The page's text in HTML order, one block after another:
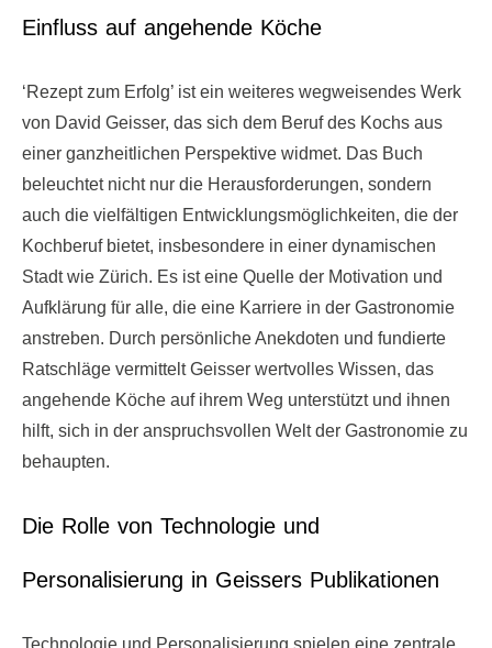
Einfluss auf angehende Köche
‘Rezept zum Erfolg’ ist ein weiteres wegweisendes Werk
von David Geisser, das sich dem Beruf des Kochs aus
einer ganzheitlichen Perspektive widmet. Das Buch
beleuchtet nicht nur die Herausforderungen, sondern
auch die vielfältigen Entwicklungsmöglichkeiten, die der
Kochberuf bietet, insbesondere in einer dynamischen
Stadt wie Zürich. Es ist eine Quelle der Motivation und
Aufklärung für alle, die eine Karriere in der Gastronomie
anstreben. Durch persönliche Anekdoten und fundierte
Ratschläge vermittelt Geisser wertvolles Wissen, das
angehende Köche auf ihrem Weg unterstützt und ihnen
hilft, sich in der anspruchsvollen Welt der Gastronomie zu
behaupten.
Die Rolle von Technologie und
Personalisierung in Geissers Publikationen
Technologie und Personalisierung spielen eine zentrale